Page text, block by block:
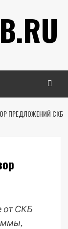
ПРЕДЛОЖЕНИЙ СКБ
от СКБ